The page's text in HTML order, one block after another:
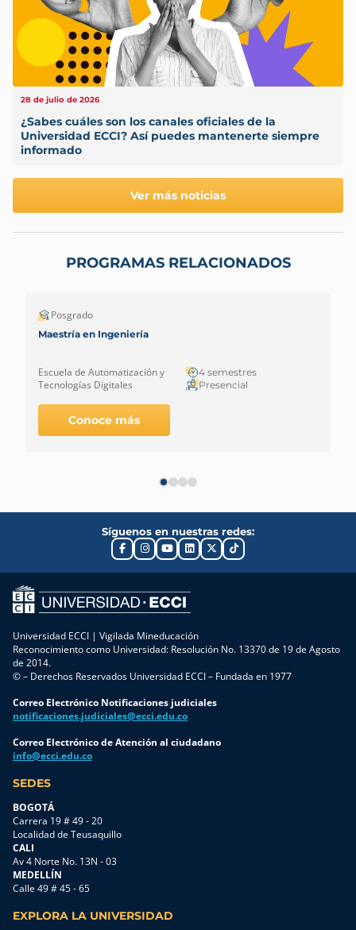
28 de julio de 2026
¿Sabes cuáles son los canales oficiales de la
Universidad ECCI? Así puedes mantenerte siempre
informado
Ver más noticias
PROGRAMAS RELACIONADOS
Posgrado
Maestría en Ingeniería
Escuela de Automatización y
Tecnologías Digitales
4 semestres
Presencial
Conoce más
Síguenos en nuestras redes:
Universidad ECCI | Vigilada Mineducación
Reconocimiento como Universidad: Resolución No. 13370 de 19 de Agosto
de 2014.
© – Derechos Reservados Universidad ECCI – Fundada en 1977
Correo Electrónico Notificaciones judiciales
notificaciones.judiciales@ecci.edu.co
Correo Electrónico de Atención al ciudadano
info@ecci.edu.co
SEDES
BOGOTÁ
Carrera 19 # 49 - 20
Localidad de Teusaquillo
CALI
Av 4 Norte No. 13N - 03
MEDELLÍN
Calle 49 # 45 - 65
EXPLORA LA UNIVERSIDAD